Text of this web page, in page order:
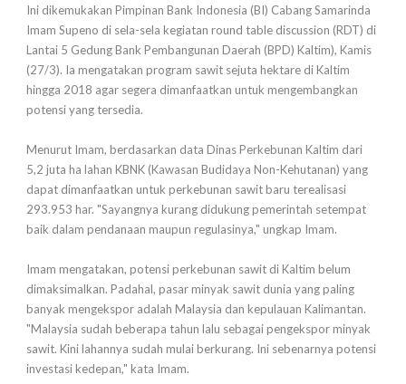
Ini dikemukakan Pimpinan Bank Indonesia (BI) Cabang Samarinda
Imam Supeno di sela-sela kegiatan round table discussion (RDT) di
Lantai 5 Gedung Bank Pembangunan Daerah (BPD) Kaltim), Kamis
(27/3). Ia mengatakan program sawit sejuta hektare di Kaltim
hingga 2018 agar segera dimanfaatkan untuk mengembangkan
potensi yang tersedia.
Menurut Imam, berdasarkan data Dinas Perkebunan Kaltim dari
5,2 juta ha lahan KBNK (Kawasan Budidaya Non-Kehutanan) yang
dapat dimanfaatkan untuk perkebunan sawit baru terealisasi
293.953 har. "Sayangnya kurang didukung pemerintah setempat
baik dalam pendanaan maupun regulasinya," ungkap Imam.
Imam mengatakan, potensi perkebunan sawit di Kaltim belum
dimaksimalkan. Padahal, pasar minyak sawit dunia yang paling
banyak mengekspor adalah Malaysia dan kepulauan Kalimantan.
"Malaysia sudah beberapa tahun lalu sebagai pengekspor minyak
sawit. Kini lahannya sudah mulai berkurang. Ini sebenarnya potensi
investasi kedepan," kata Imam.